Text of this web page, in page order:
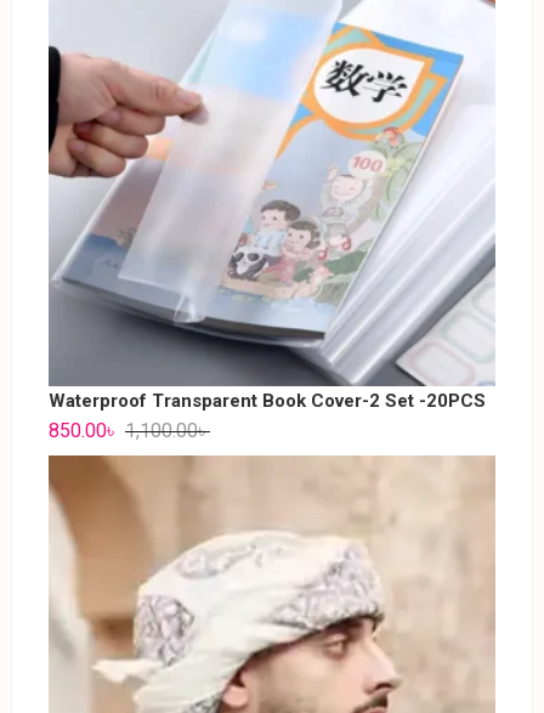
Waterproof Transparent Book Cover-2 Set -20PCS
1,100.00৳
850.00৳